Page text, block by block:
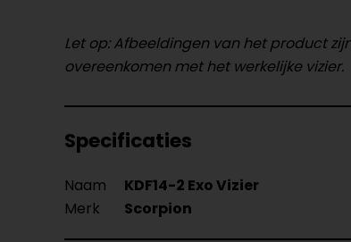
Let op: Afbeeldingen van het product
overeenkomen met het werkelijke vizier.
Specificaties
Naam KDF14-2 Exo Vizier
Merk
Scorpion